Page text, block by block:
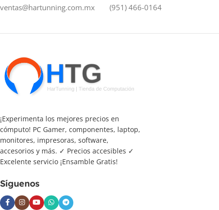
ventas@hartunning.com.mx (951) 466-0164
¡Experimenta los mejores precios en
cómputo! PC Gamer, componentes, laptop,
monitores, impresoras, software,
accesorios y más. ✓ Precios accesibles ✓
Excelente servicio ¡Ensamble Gratis!
Síguenos